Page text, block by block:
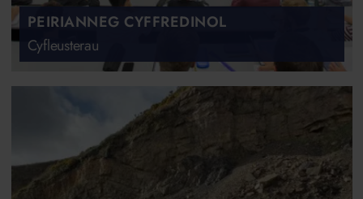
PEIRIANNEG CYFFREDINOL
Cyfleusterau